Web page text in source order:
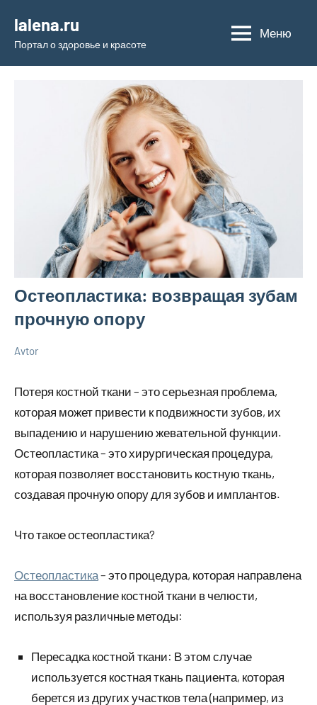
содержимому
lalena.ru
Портал о здоровье и красоте
Меню
Остеопластика: возвращая зубам
прочную опору
2024
Avtor
Потеря костной ткани – это серьезная проблема,
которая может привести к подвижности зубов, их
выпадению и нарушению жевательной функции.
Остеопластика – это хирургическая процедура,
которая позволяет восстановить костную ткань,
создавая прочную опору для зубов и имплантов.
Что такое остеопластика?
Остеопластика – это процедура, которая направлена
на восстановление костной ткани в челюсти,
используя различные методы:
Пересадка костной ткани: В этом случае
используется костная ткань пациента, которая
берется из других участков тела (например, из